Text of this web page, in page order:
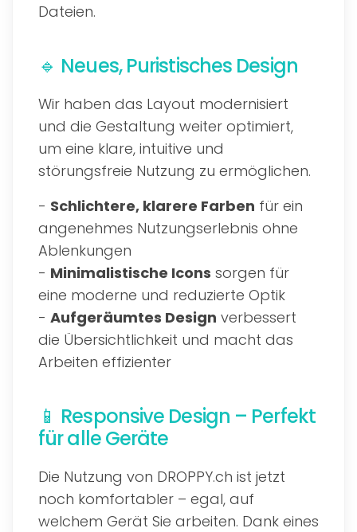
Dateien.
🔹 Neues, Puristisches Design
Wir haben das Layout modernisiert
und die Gestaltung weiter optimiert,
um eine klare, intuitive und
störungsfreie Nutzung zu ermöglichen.
- Schlichtere, klarere Farben für ein
angenehmes Nutzungserlebnis ohne
Ablenkungen
- Minimalistische Icons sorgen für
eine moderne und reduzierte Optik
- Aufgeräumtes Design verbessert
die Übersichtlichkeit und macht das
Arbeiten effizienter
📱 Responsive Design – Perfekt
für alle Geräte
Die Nutzung von DROPPY.ch ist jetzt
noch komfortabler – egal, auf
welchem Gerät Sie arbeiten. Dank eines